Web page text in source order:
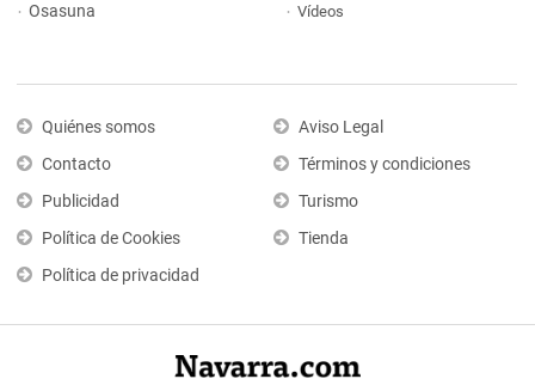
Osasuna
Vídeos
Quiénes somos
Contacto
Publicidad
Política de Cookies
Política de privacidad
Aviso Legal
Términos y condiciones
Turismo
Tienda